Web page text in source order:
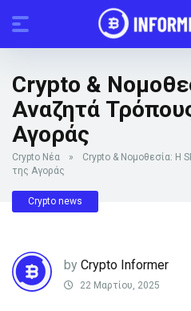
Crypto &
Αναζητά
Αγοράς
Crypto Νέα »
Crypto & Νομοθεσία: Η
της Αγοράς
Crypto news
by Crypto Informer
22 Μαρτίου, 2025